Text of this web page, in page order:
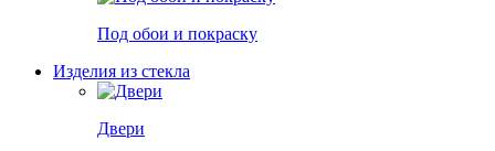
Под обои и покраску
Изделия из стекла
Двери